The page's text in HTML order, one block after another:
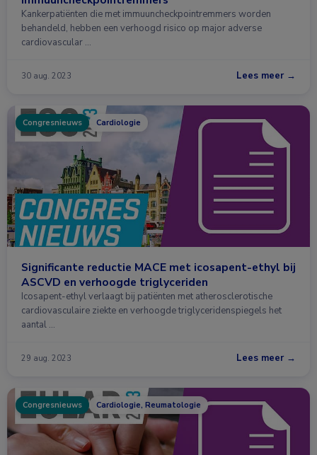
Kankerpatiënten die met immuuncheckpointremmers worden
behandeld, hebben een verhoogd risico op major adverse
cardiovascular …
30 aug. 2023 Lees meer →
Congresnieuws Cardiologie
Significante reductie MACE met icosapent-ethyl bij
ASCVD en verhoogde triglyceriden
Icosapent-ethyl verlaagt bij patiënten met atherosclerotische
cardiovasculaire ziekte en verhoogde triglyceridenspiegels het
aantal …
29 aug. 2023 Lees meer →
Congresnieuws Cardiologie, Reumatologie